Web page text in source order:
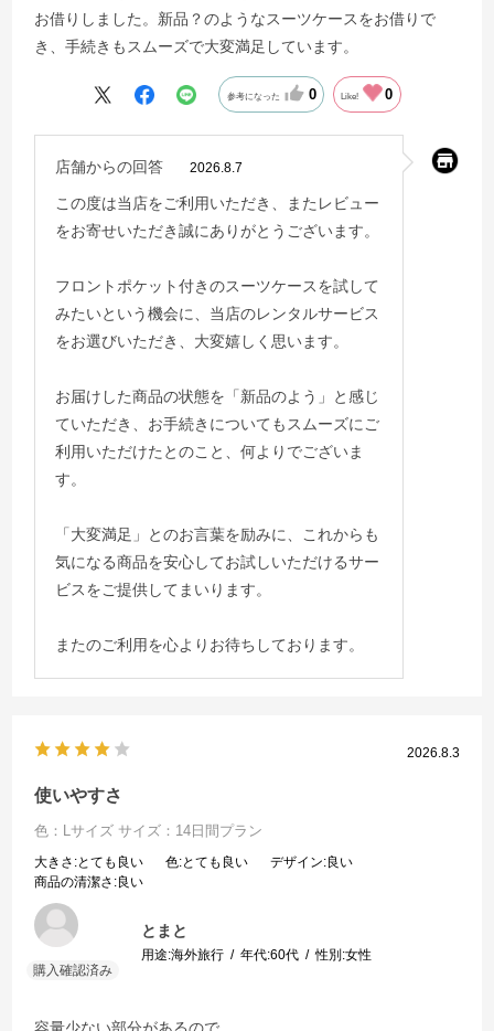
お借りしました。新品？のようなスーツケースをお借りで
き、手続きもスムーズで大変満足しています。
参考になった 0 Like! 0
店舗からの回答 2026.8.7
この度は当店をご利用いただき、またレビュー
をお寄せいただき誠にありがとうございます。
フロントポケット付きのスーツケースを試して
みたいという機会に、当店のレンタルサービス
をお選びいただき、大変嬉しく思います。
お届けした商品の状態を「新品のよう」と感じ
ていただき、お手続きについてもスムーズにご
利用いただけたとのこと、何よりでございま
す。
「大変満足」とのお言葉を励みに、これからも
気になる商品を安心してお試しいただけるサー
ビスをご提供してまいります。
またのご利用を心よりお待ちしております。
2026.8.3
使いやすさ
色：Lサイズ サイズ：14日間プラン
大きさ :とても良い 色:とても良い デザイン:良い
商品の清潔さ :良い
とまと
用途:海外旅行 年代:60代 性別:女性